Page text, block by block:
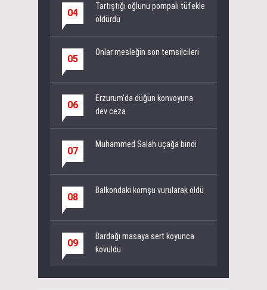
04
Tartıştığı oğlunu pompalı tüfekle
öldürdü
05
Onlar mesleğin son temsilcileri
06
Erzurum'da düğün konvoyuna
dev ceza
07
Muhammed Salah uçağa bindi
08
Balkondaki komşu vurularak öldü
09
Bardağı masaya sert koyunca
kovuldu